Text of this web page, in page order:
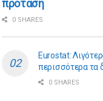
πρόταση
0 SHARES
Eurostat:
περισσότερα τα
0 SHARES